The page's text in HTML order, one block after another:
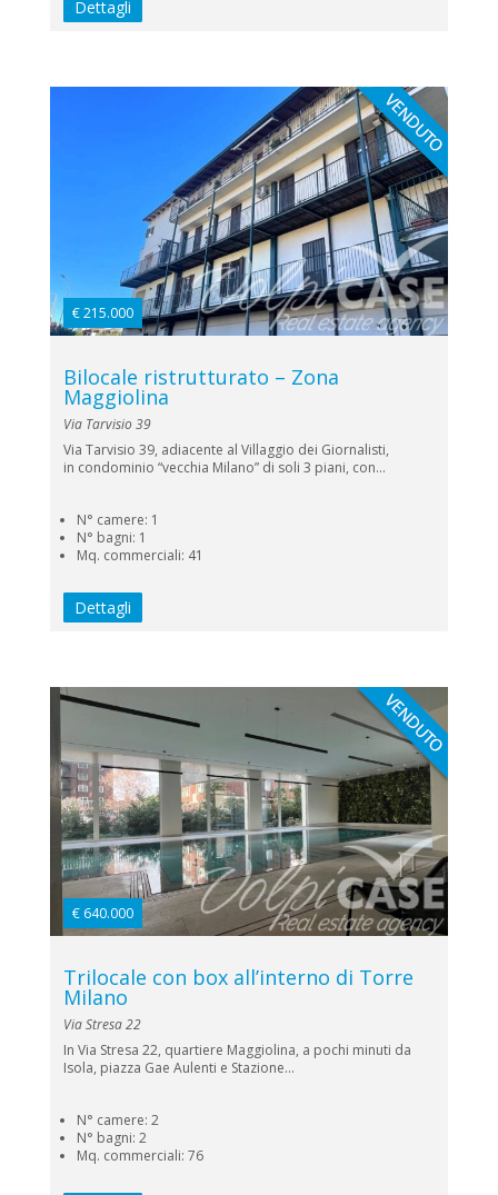
Dettagli
€ 215.000
Bilocale ristrutturato – Zona
Maggiolina
Via Tarvisio 39
Via Tarvisio 39, adiacente al Villaggio dei Giornalisti,
in condominio “vecchia Milano” di soli 3 piani, con...
N° camere: 1
N° bagni: 1
Mq. commerciali: 41
Dettagli
€ 640.000
Trilocale con box all’interno di Torre
Milano
Via Stresa 22
In Via Stresa 22, quartiere Maggiolina, a pochi minuti da
Isola, piazza Gae Aulenti e Stazione...
N° camere: 2
N° bagni: 2
Mq. commerciali: 76